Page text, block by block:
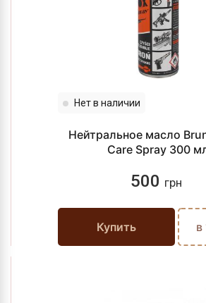
Нет в наличии
Нейтральное масло
Care Spray 300
500 грн
Купить в